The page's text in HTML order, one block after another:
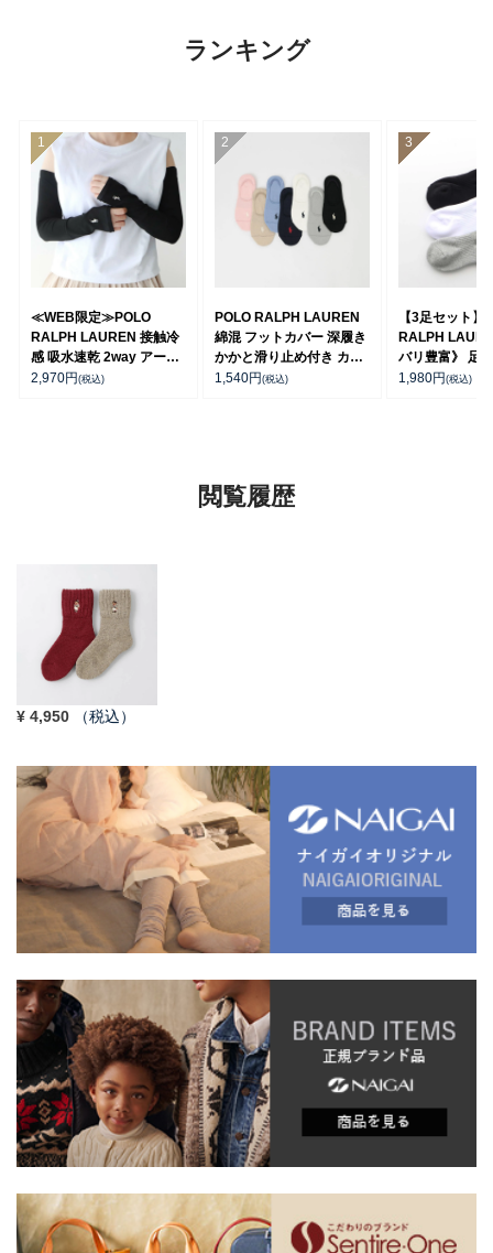
ランキング
≪WEB限定≫POLO
RALPH LAUREN 接触冷
感 吸水速乾 2way アーム
カバー ＆ レッグウォーマ
2,970円 (税込)
POLO RALPH LAUREN
綿混 フットカバー 深履き
かかと滑り止め付き カバ
ーソックス レディース
1,540円(税込)
【3足セット】
RALPH
バリ豊富》 足
ーチサポート
1,980円(税込)
閲覧履歴
¥ 4,950 （税込）